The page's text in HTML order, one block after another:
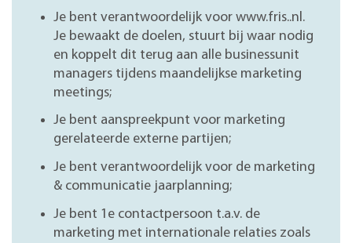
Je bent verantwoordelijk voor www.fris..nl.
Je bewaakt de doelen, stuurt bij waar nodig
en koppelt dit terug aan alle businessunit
managers tijdens maandelijkse marketing
meetings;
Je bent aanspreekpunt voor marketing
gerelateerde externe partijen;
Je bent verantwoordelijk voor de marketing
& communicatie jaarplanning;
Je bent 1e contactpersoon t.a.v. de
marketing met internationale relaties zoals